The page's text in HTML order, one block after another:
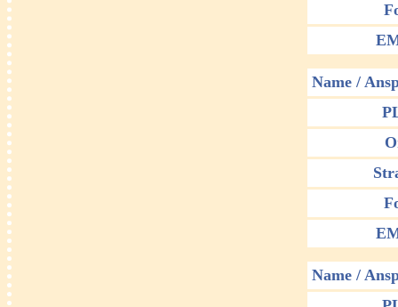
Name /
Name /